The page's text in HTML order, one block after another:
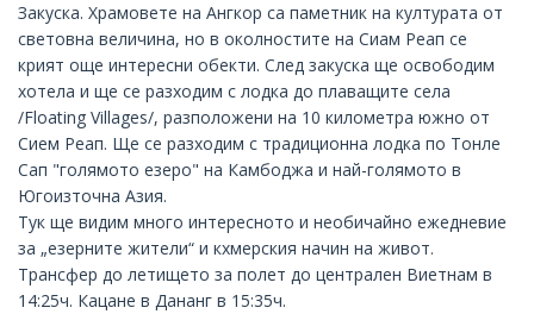
Закуска. Храмовете на Ангкор са паметник на културата от
световна величина, но в околностите на Сиам Реап се
крият още интересни обекти. След закуска ще освободим
хотела и ще се разходим с лодка до плаващите села
/Floating Villages/, разположени на 10 километра южно от
Сием Реап. Ще се разходим с традиционна лодка по Тонле
Сап "голямото езеро" на Камбоджа и най-голямото в
Югоизточна Азия.
Тук ще видим много интересното и необичайно ежедневие
за „езерните жители“ и кхмерския начин на живот.
Трансфер до летището за полет до централен Виетнам в
14:25ч. Кацане в Дананг в 15:35ч.